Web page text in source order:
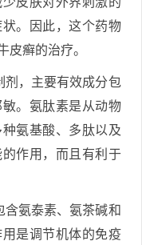
。因此，这个药物
皮癣的治疗。
剂，主要有效成分包
。氨肽素是从动物
氨基酸、多肽以及
作用，而且有利于
氨泰素、氨茶碱和
是调节机体的免疫